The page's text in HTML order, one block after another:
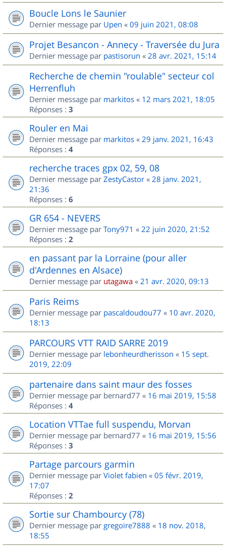
Boucle Lons le Saunier
Dernier message par Upen « 09 juin 2021, 08:08
Projet Besancon - Annecy - Traversée du Jura
Dernier message par pastisorun « 28 avr. 2021, 15:14
Recherche de chemin "roulable" secteur col
Herrenfluh
Dernier message par markitos « 12 mars 2021, 18:05
Réponses : 3
Rouler en Mai
Dernier message par markitos « 29 janv. 2021, 16:43
Réponses : 4
recherche traces gpx 02, 59, 08
Dernier message par ZestyCastor « 28 janv. 2021,
21:36
Réponses : 6
GR 654 - NEVERS
Dernier message par Tony971 « 22 juin 2020, 21:52
Réponses : 2
en passant par la Lorraine (pour aller
d'Ardennes en Alsace)
Dernier message par utagawa « 21 avr. 2020, 09:13
Paris Reims
Dernier message par pascaldoudou77 « 10 avr. 2020,
18:13
PARCOURS VTT RAID SARRE 2019
Dernier message par lebonheurdherisson « 15 sept.
2019, 22:09
partenaire dans saint maur des fosses
Dernier message par bernard77 « 16 mai 2019, 15:58
Réponses : 4
Location VTTae full suspendu, Morvan
Dernier message par bernard77 « 16 mai 2019, 15:56
Réponses : 3
Partage parcours garmin
Dernier message par Violet fabien « 05 févr. 2019,
17:07
Réponses : 2
Sortie sur Chambourcy (78)
Dernier message par gregoire7888 « 18 nov. 2018,
18:55